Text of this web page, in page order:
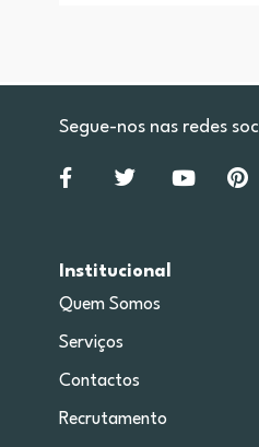
Segue-nos nas redes
Institucional
Quem Somos
Serviços
Contactos
Recrutamento